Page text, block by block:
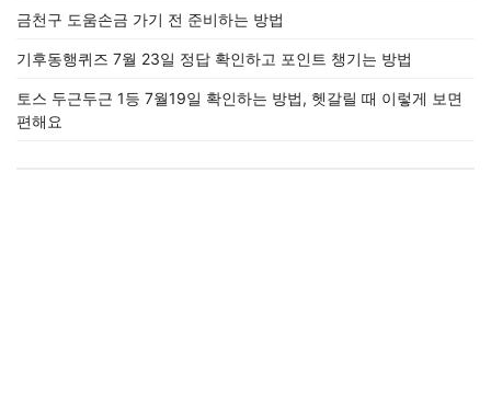
금천구 도움손금 가기 전 준비하는 방법
기후동행퀴즈 7월 23일 정답 확인하고 포인트 챙기는 방법
토스 두근두근 1등 7월19일 확인하는 방법, 헷갈릴 때 이렇게 보면
편해요